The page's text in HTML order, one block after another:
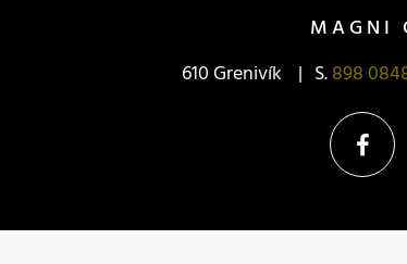
MAGNI
610 Grenivík
S.898